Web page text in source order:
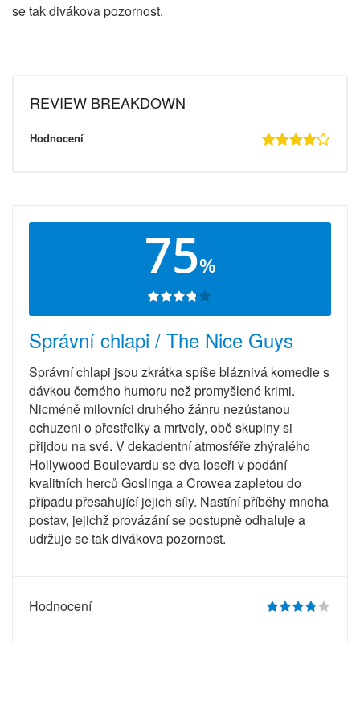
se tak divákova pozornost.
REVIEW BREAKDOWN
Hodnocení
75%
Správní chlapi / The Nice Guys
Správní chlapi jsou zkrátka spíše bláznivá komedie s
dávkou černého humoru než promyšlené krimi.
Nicméně milovníci druhého žánru nezůstanou
ochuzeni o přestřelky a mrtvoly, obě skupiny si
přijdou na své. V dekadentní atmosféře zhýralého
Hollywood Boulevardu se dva loseři v podání
kvalitních herců Goslinga a Crowea zapletou do
případu přesahující jejich síly. Nastíní příběhy mnoha
postav, jejichž provázání se postupně odhaluje a
udržuje se tak divákova pozornost.
Hodnocení